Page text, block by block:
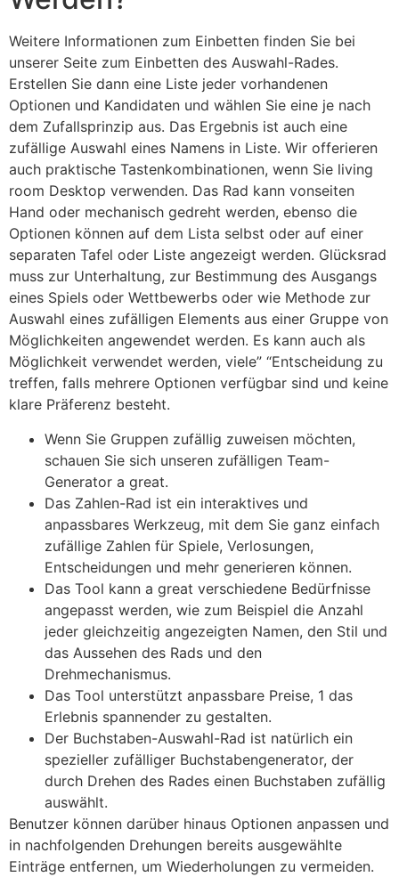
Weitere Informationen zum Einbetten finden Sie bei
unserer Seite zum Einbetten des Auswahl-Rades.
Erstellen Sie dann eine Liste jeder vorhandenen
Optionen und Kandidaten und wählen Sie eine je nach
dem Zufallsprinzip aus. Das Ergebnis ist auch eine
zufällige Auswahl eines Namens in Liste. Wir offerieren
auch praktische Tastenkombinationen, wenn Sie living
room Desktop verwenden. Das Rad kann vonseiten
Hand oder mechanisch gedreht werden, ebenso die
Optionen können auf dem Lista selbst oder auf einer
separaten Tafel oder Liste angezeigt werden. Glücksrad
muss zur Unterhaltung, zur Bestimmung des Ausgangs
eines Spiels oder Wettbewerbs oder wie Methode zur
Auswahl eines zufälligen Elements aus einer Gruppe von
Möglichkeiten angewendet werden. Es kann auch als
Möglichkeit verwendet werden, viele” “Entscheidung zu
treffen, falls mehrere Optionen verfügbar sind und keine
klare Präferenz besteht.
Wenn Sie Gruppen zufällig zuweisen möchten,
schauen Sie sich unseren zufälligen Team-
Generator a great.
Das Zahlen-Rad ist ein interaktives und
anpassbares Werkzeug, mit dem Sie ganz einfach
zufällige Zahlen für Spiele, Verlosungen,
Entscheidungen und mehr generieren können.
Das Tool kann a great verschiedene Bedürfnisse
angepasst werden, wie zum Beispiel die Anzahl
jeder gleichzeitig angezeigten Namen, den Stil und
das Aussehen des Rads und den
Drehmechanismus.
Das Tool unterstützt anpassbare Preise, 1 das
Erlebnis spannender zu gestalten.
Der Buchstaben-Auswahl-Rad ist natürlich ein
spezieller zufälliger Buchstabengenerator, der
durch Drehen des Rades einen Buchstaben zufällig
auswählt.
Benutzer können darüber hinaus Optionen anpassen und
in nachfolgenden Drehungen bereits ausgewählte
Einträge entfernen, um Wiederholungen zu vermeiden.